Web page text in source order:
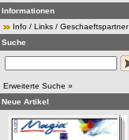
Informationen
Info / Links / Geschaeftspartner
Suche
Erweiterte Suche »
Neue Artikel